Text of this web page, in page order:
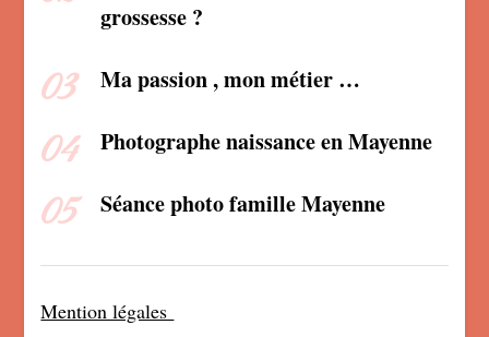
grossesse ?
Ma passion , mon métier …
Photographe naissance en Mayenne
Séance photo famille Mayenne
Mention légales